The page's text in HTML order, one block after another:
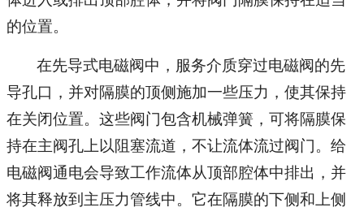
的位置。
在先导式电磁阀中，服务介质穿过电磁阀的先
导孔口，并对隔膜的顶侧施加一些压力，使其保持
在关闭位置。这些阀门包含机械弹簧，可将隔膜保
持在主阀孔上以阻塞流道，不让流体流过阀门。给
电磁阀通电会导致工作流体从顶部腔体中排出，并
将其释放到主压力管线中。它在隔膜的下侧和上侧